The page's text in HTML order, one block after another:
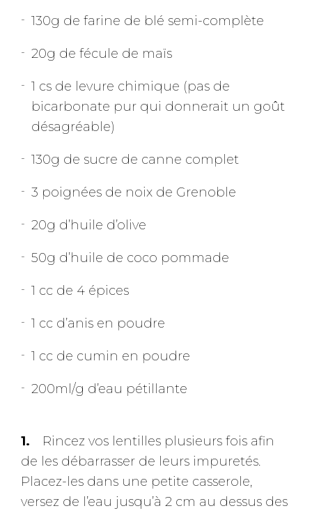
130g de farine de blé semi-complète
20g de fécule de maïs
1 cs de levure chimique (pas de
bicarbonate pur qui donnerait un goût
désagréable)
130g de sucre de canne complet
3 poignées de noix de Grenoble
20g d’huile d’olive
50g d’huile de coco pommade
1 cc de 4 épices
1 cc d’anis en poudre
1 cc de cumin en poudre
200ml/g d’eau pétillante
Rincez vos lentilles plusieurs fois afin
de les débarrasser de leurs impuretés.
Placez-les dans une petite casserole,
versez de l’eau jusqu’à 2 cm au dessus des